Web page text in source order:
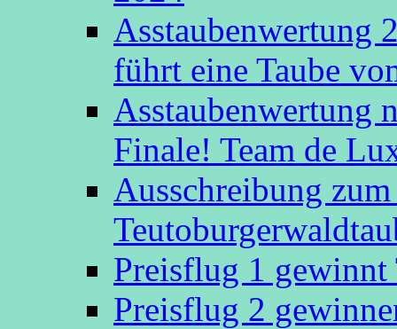
Asstaubenwertung
führt eine Taube
Asstaubenwertung
Finale! Team de
Ausschreibung
Preisflug 1 gewinnt
Preisflug 2